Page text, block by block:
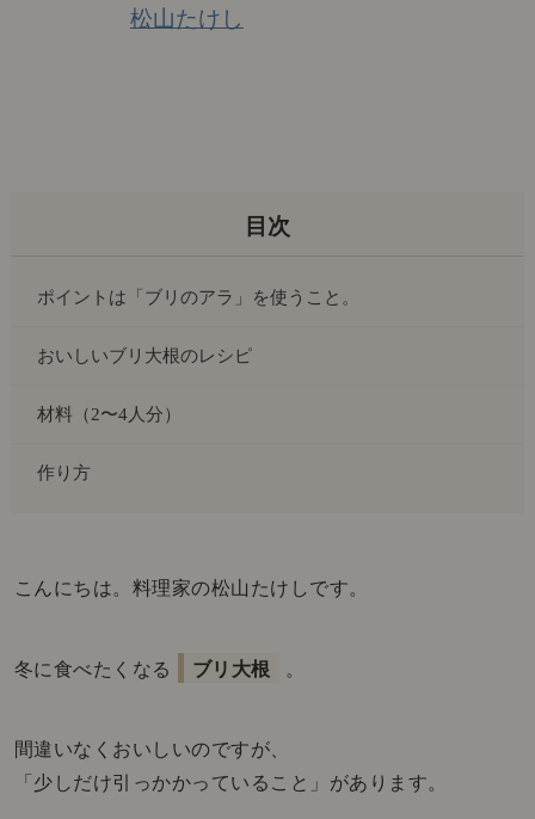
松山たけし
こんにちは。料理家の松山たけしです。
冬に食べたくなる ブリ大根 。
間違いなくおいしいのですが、
「少しだけ引っかかっていること」があります。
ポイントは「ブリのアラ」を使うこと。
おいしいブリ大根のレシピ
材料（2〜4人分）
作り方